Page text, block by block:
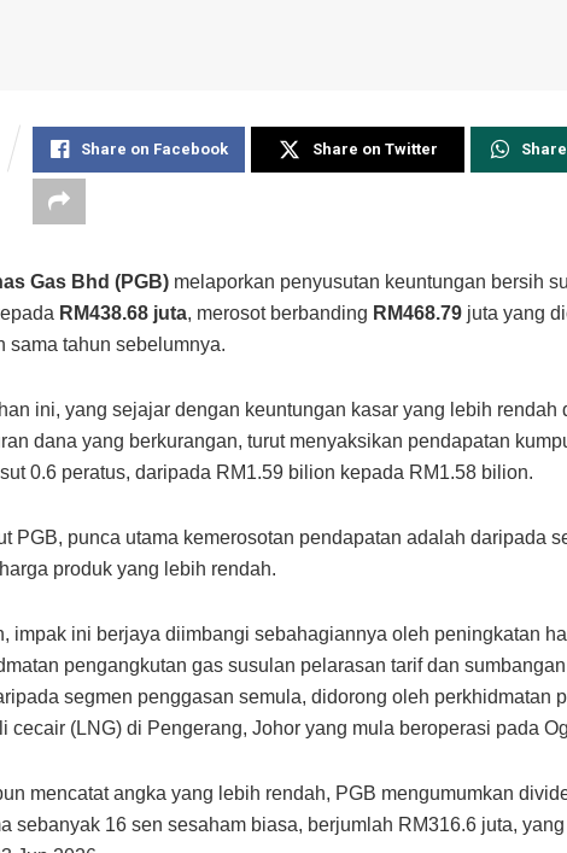
Share on Facebook Share on Twitter
Gas Bhd (PGB) melaporkan penyusutan keuntungan bersih
RM438.68 juta, merosot berbanding RM468.79 juta yang
sama tahun sebelumnya.
ini, yang sejajar dengan keuntungan kasar yang lebih rendah
dana yang berkurangan, turut menyaksikan pendapatan
0.6 peratus, daripada RM1.59 bilion kepada RM1.58 bilion.
PGB, punca utama kemerosotan pendapatan adalah daripada
produk yang lebih rendah.
impak ini berjaya diimbangi sebahagiannya oleh peningkatan
pengangkutan gas susulan pelarasan tarif dan
segmen penggasan semula, didorong oleh perkhidmatan
cecair (LNG) di Pengerang, Johor yang mula beroperasi pada
mencatat angka yang lebih rendah, PGB mengumumkan
sebanyak 16 sen sesaham biasa, berjumlah RM316.6 juta,